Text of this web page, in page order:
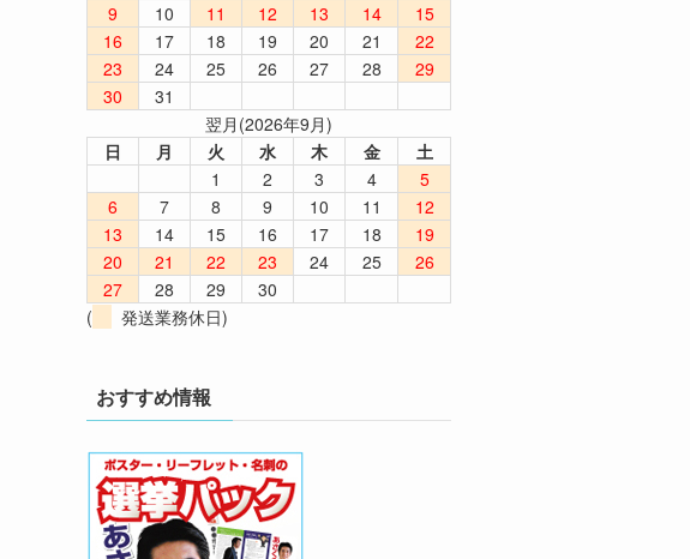
9
10 11 12 13 14
15
16
17 18 19 20 21
22
23
24 25 26 27 28
29
30
31
翌月(2026年9月)
日
月 火 水 木 金
土
1
2 3 4
5
6
7 8 9 10 11
12
13
14 15 16 17 18
19
20
21 22 23 24 25
26
27
28 29
30
(
発送業務休日)
おすすめ情報